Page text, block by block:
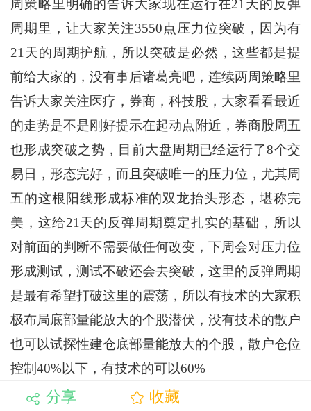
周策略里明确的告诉大家现在运行在21天的反弹
周期里，让大家关注3550点压力位突破，因为有
21天的周期护航，所以突破是必然，这些都是提
前给大家的，没有事后诸葛亮吧，连续两周策略里
告诉大家关注医疗，券商，科技股，大家看看最近
的走势是不是刚好提示在起动点附近，券商股周五
也形成突破之势，目前大盘周期已经运行了8个交
易日，形态完好，而且突破唯一的压力位，尤其周
五的这根阳线形成标准的双龙抬头形态，堪称完
美，这给21天的反弹周期奠定扎实的基础，所以
对前面的判断不需要做任何改变，下周会对压力位
形成测试，测试不破还会去突破，这里的反弹周期
是最有希望打破这里的震荡，所以有技术的大家积
极布局底部量能放大的个股潜伏，没有技术的散户
也可以试探性建仓底部量能放大的个股，散户仓位
控制40%以下，有技术的可以60%
分享 收藏